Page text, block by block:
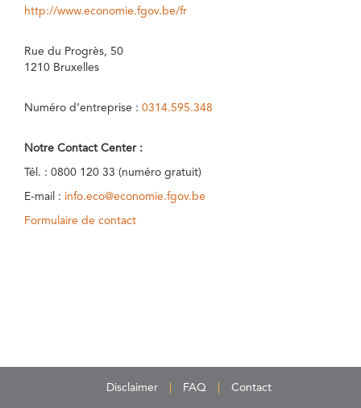
http://www.economie.fgov.be/fr
Rue du Progrès, 50
1210 Bruxelles
Numéro d’entreprise : 0314.595.348
Notre Contact Center :
Tél. : 0800 120 33 (numéro gratuit)
E-mail : info.eco@economie.fgov.be
Formulaire de contact
Disclaimer FAQ Contact